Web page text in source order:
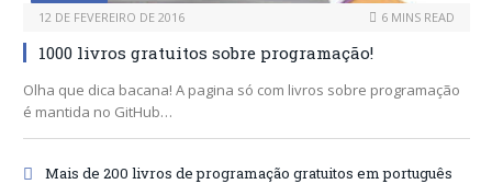
12 DE FEVEREIRO DE 2016 6 MINS READ
1000 livros gratuitos sobre programação!
Olha que dica bacana! A pagina só com livros sobre programação
é mantida no GitHub…
Mais de 200 livros de programação gratuitos em português